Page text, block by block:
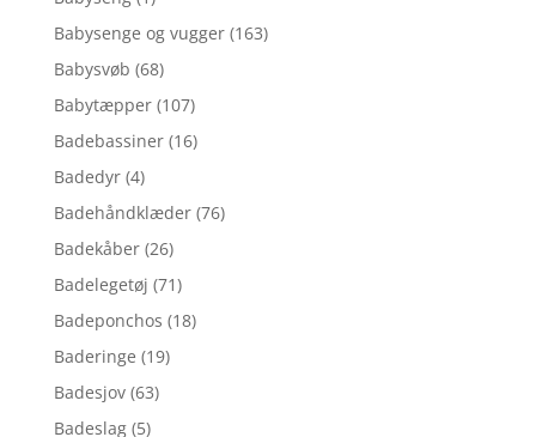
Babysenge og vugger (163)
Babysvøb (68)
Babytæpper (107)
Badebassiner (16)
Badedyr (4)
Badehåndklæder (76)
Badekåber (26)
Badelegetøj (71)
Badeponchos (18)
Baderinge (19)
Badesjov (63)
Badeslag (5)